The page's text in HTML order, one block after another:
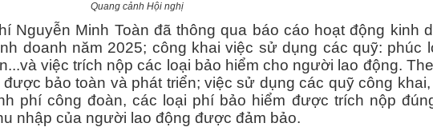
Quang cảnh Hội nghị
Minh Toàn đã thông qua báo cáo hoạt động kinh
doanh năm 2025; công khai việc sử dụng các quỹ: phúc
việc trích nộp các loại bảo hiểm cho người lao động.
bảo toàn và phát triển; việc sử dụng các quỹ công khai,
phí công đoàn, các loại phí bảo hiểm được trích nộp
nhập của người lao động được đảm bảo.